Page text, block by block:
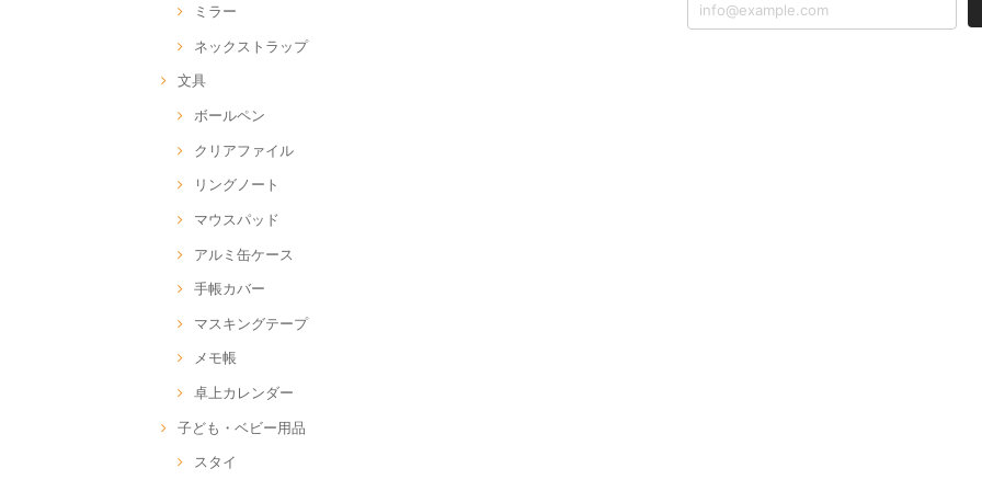
ミラー
ネックストラップ
文具
ボールペン
クリアファイル
リングノート
マウスパッド
アルミ缶ケース
手帳カバー
マスキングテープ
メモ帳
卓上カレンダー
子ども・ベビー用品
スタイ